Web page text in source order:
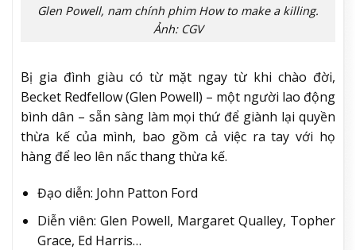
Glen Powell, nam chính phim How to make a killing.
Ảnh: CGV
Bị gia đình giàu có từ mặt ngay từ khi chào đời,
Becket Redfellow (Glen Powell) – một người lao động
bình dân – sẵn sàng làm mọi thứ để giành lại quyền
thừa kế của mình, bao gồm cả việc ra tay với họ
hàng để leo lên nấc thang thừa kế.
Đạo diễn: John Patton Ford
Diễn viên: Glen Powell, Margaret Qualley, Topher
Grace, Ed Harris…